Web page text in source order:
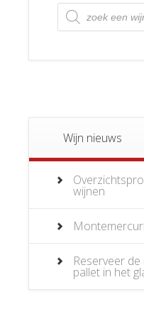
Producten
zoeken
Wijn nieuws
wijnen
Reserveer de
pallet in het